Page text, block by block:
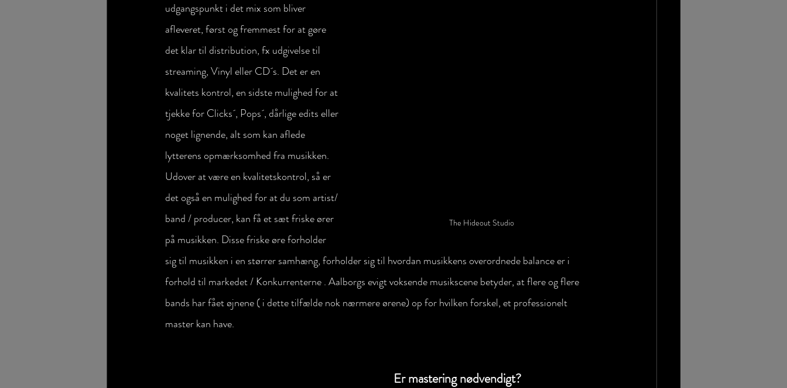
The Hideout Studio
udgangspunkt i det mix som bliver
afleveret, først og fremmest for at gøre
det klar til distribution, fx udgivelse til
streaming, Vinyl eller CD´s. Det er en
kvalitets kontrol, en sidste mulighed for at
tjekke for Clicks´, Pops´, dårlige edits eller
noget lignende, alt som kan aflede
lytterens opmærksomhed fra musikken.
Udover at være en kvalitetskontrol, så er
det også en mulighed for at du som artist/
band / producer, kan få et sæt friske ører
på musikken. Disse friske øre forholder
sig til musikken i en størrer samhæng, forholder sig til hvordan musikkens overordnede balance er i
forhold til markedet / Konkurrenterne . Aalborgs evigt voksende musikscene betyder, at flere og flere
bands har fået øjnene ( i dette tilfælde nok nærmere ørene) op for hvilken forskel, et professionelt
master kan have.
Er mastering nødvendigt?